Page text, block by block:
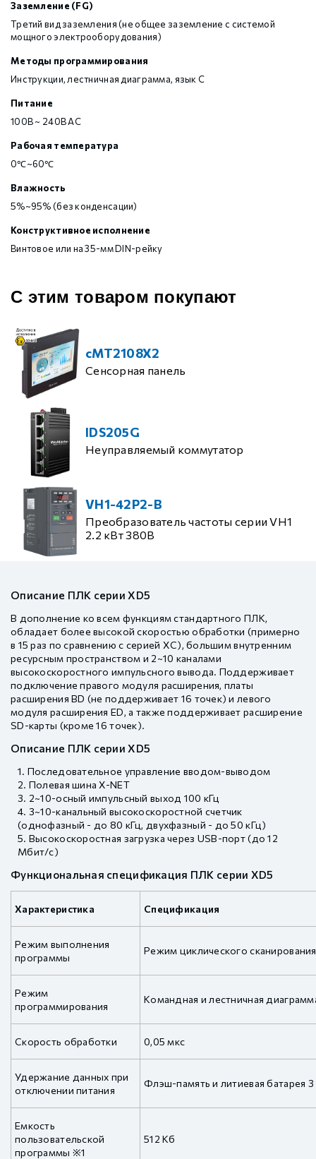
Заземление (FG)
Третий вид заземления (не общее заземление с системой
мощного электрооборудования)
Методы программирования
Инструкции, лестничная диаграмма, язык С
Питание
100В ~ 240В AC
Рабочая температура
0℃~60℃
Влажность
5%~95% (без конденсации)
Конструктивное исполнение
Винтовое или на 35-мм DIN-рейку
С этим товаром покупают
cMT2108X2
Сенсорная панель
IDS205G
Неуправляемый коммутатор
VH1-42P2-B
Преобразователь частоты серии VH1
2.2 кВт 380В
Описание ПЛК серии XD5
В дополнение ко всем функциям стандартного ПЛК,
обладает более высокой скоростью обработки (примерно
в 15 раз по сравнению с серией XC), большим внутренним
ресурсным пространством и 2~10 каналами
высокоскоростного импульсного вывода. Поддерживает
подключение правого модуля расширения, платы
расширения BD (не поддерживает 16 точек) и левого
модуля расширения ED, а также поддерживает расширение
SD-карты (кроме 16 точек).
Описание ПЛК серии XD5
Последовательное управление вводом-выводом
Полевая шина X-NET
2~10-осный импульсный выход 100 кГц
3~10-канальный высокоскоростной счетчик
(однофазный - до 80 кГц, двухфазный - до 50 кГц)
Высокоскоростная загрузка через USB-порт (до 12
Мбит/с)
Функциональная спецификация ПЛК серии XD5
Характеристика Спецификация
Режим выполнения
программы
Режим циклического сканирования
Режим
программирования
Командная и лестничная
Скорость обработки 0,05 мкс
Удержание данных при
отключении питания
Флэш-память и литиевая батарея
Емкость
пользовательской
программы ※1
512 Кб